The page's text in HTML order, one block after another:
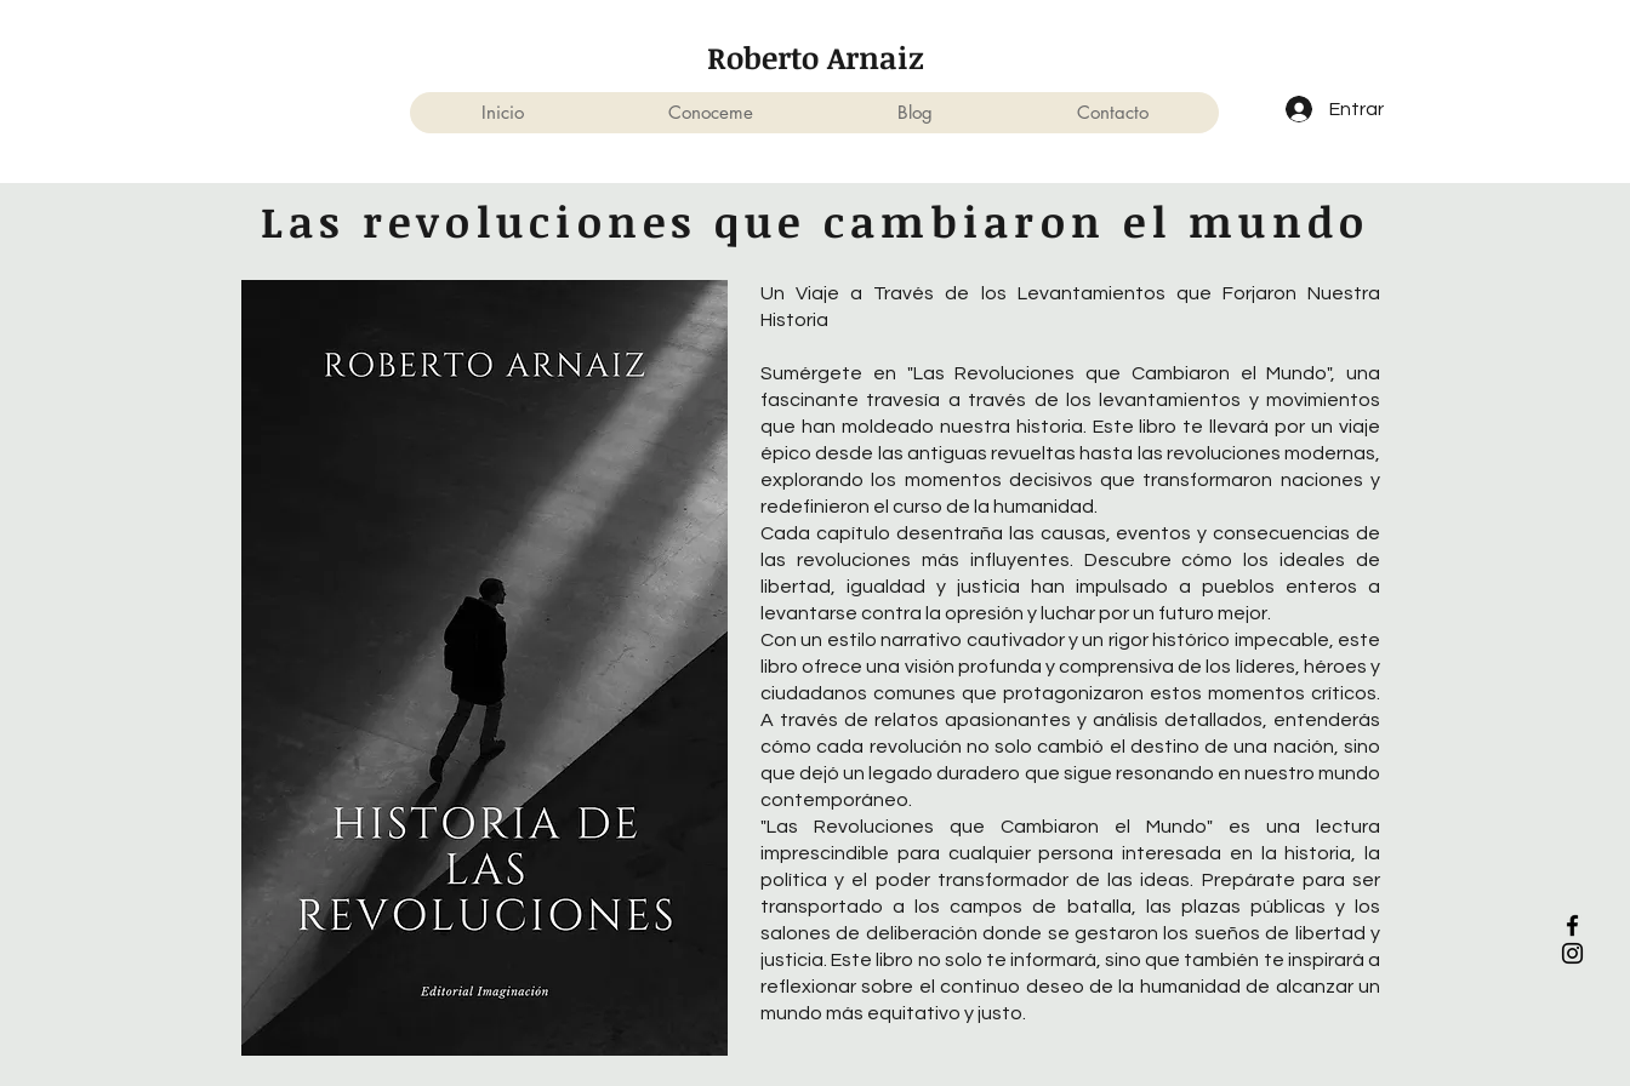
Roberto Arnaiz
Inicio Conoceme Blog Contacto Entrar
Las revoluciones que cambiaron el mundo
Un Viaje a Través de los Levantamientos que Forjaron Nuestra
Historia
Sumérgete en "Las Revoluciones que Cambiaron el Mundo", una
fascinante travesía a través de los levantamientos y movimientos
que han moldeado nuestra historia. Este libro te llevará por un viaje
épico desde las antiguas revueltas hasta las revoluciones modernas,
explorando los momentos decisivos que transformaron naciones y
redefinieron el curso de la humanidad.
Cada capítulo desentraña las causas, eventos y consecuencias de
las revoluciones más influyentes. Descubre cómo los ideales de
libertad, igualdad y justicia han impulsado a pueblos enteros a
levantarse contra la opresión y luchar por un futuro mejor.
Con un estilo narrativo cautivador y un rigor histórico impecable, este
libro ofrece una visión profunda y comprensiva de los líderes, héroes y
ciudadanos comunes que protagonizaron estos momentos críticos.
A través de relatos apasionantes y análisis detallados, entenderás
cómo cada revolución no solo cambió el destino de una nación, sino
que dejó un legado duradero que sigue resonando en nuestro mundo
contemporáneo.
"Las Revoluciones que Cambiaron el Mundo" es una lectura
imprescindible para cualquier persona interesada en la historia, la
política y el poder transformador de las ideas. Prepárate para ser
transportado a los campos de batalla, las plazas públicas y los
salones de deliberación donde se gestaron los sueños de libertad y
justicia. Este libro no solo te informará, sino que también te inspirará a
reflexionar sobre el continuo deseo de la humanidad de alcanzar un
mundo más equitativo y justo.